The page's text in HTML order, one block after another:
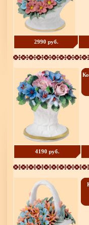
2990 руб.
4190 руб.